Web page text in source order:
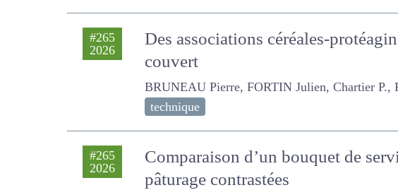
#265
2026
Des associations céréales-
sous couvert
BRUNEAU Pierre, FORTIN Julien, Chartier P.,
technique
#265
2026
Comparaison d’un bouquet de
de pâturage contrastées